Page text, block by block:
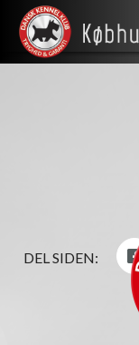
DEL SIDEN: